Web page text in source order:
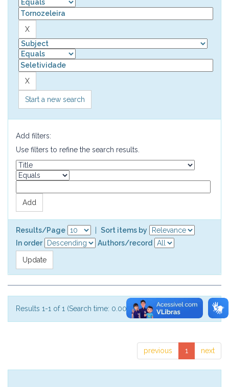
Start a new search
Add filters:
Use filters to refine the search results.
Results/Page
Sort items by
In order
Authors/record
Results 1-1 of 1 (Search time: 0.002 seconds).
previous 1 next